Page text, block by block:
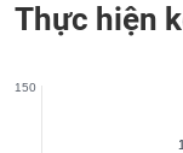
Thực hiện
150